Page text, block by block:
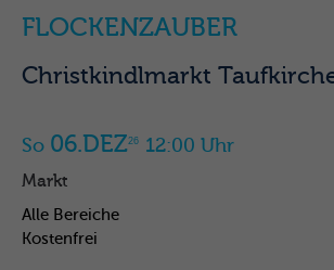
FLOCKENZAUBER
Christkindlmarkt
So 06.DEZ26 12:00 Uhr
Markt
Alle Bereiche
Kostenfrei